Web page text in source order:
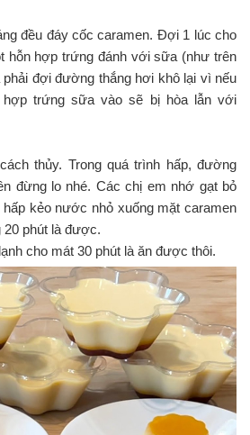
đều đáy cốc caramen. Đợi 1 lúc cho
hỗn hợp trứng đánh với sữa (như trên
đợi đường thắng hơi khô lại vì nếu
hợp trứng sữa vào sẽ bị hòa lẫn với
thủy. Trong quá trình hấp, đường
đừng lo nhé. Các chị em nhớ gạt bỏ
kẻo nước nhỏ xuống mặt caramen
20 phút là được.
cho mát 30 phút là ăn được thôi.